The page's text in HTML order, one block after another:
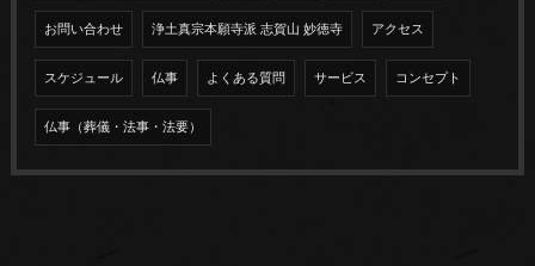
お問い合わせ 浄土真宗本願寺派 志賀山 妙徳寺 アクセス
スケジュール 仏事 よくある質問 サービス コンセプト
仏事（葬儀・法事・法要）